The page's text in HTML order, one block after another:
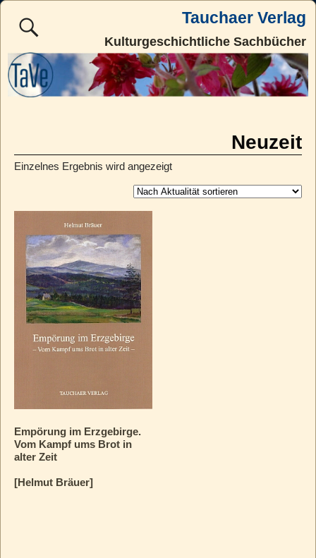
Tauchaer Verlag
Kulturgeschichtliche Sachbücher
Neuzeit
Einzelnes Ergebnis wird angezeigt
Empörung im Erzgebirge.
Vom Kampf ums Brot in
alter Zeit
[Helmut Bräuer]